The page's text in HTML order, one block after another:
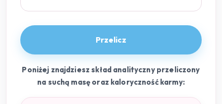
Przelicz
Poniżej znajdziesz skład analityczny przeliczony
na suchą masę oraz kaloryczność karmy: